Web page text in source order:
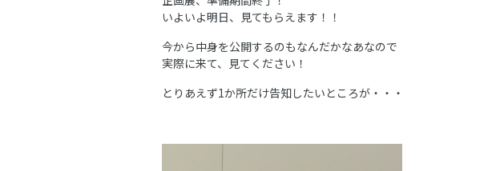
いよいよ明日、見てもらえます！！
今から中身を公開するのもなんだかなあなので
実際に来て、見てください！
とりあえず1か所だけ告知したいところが・・・